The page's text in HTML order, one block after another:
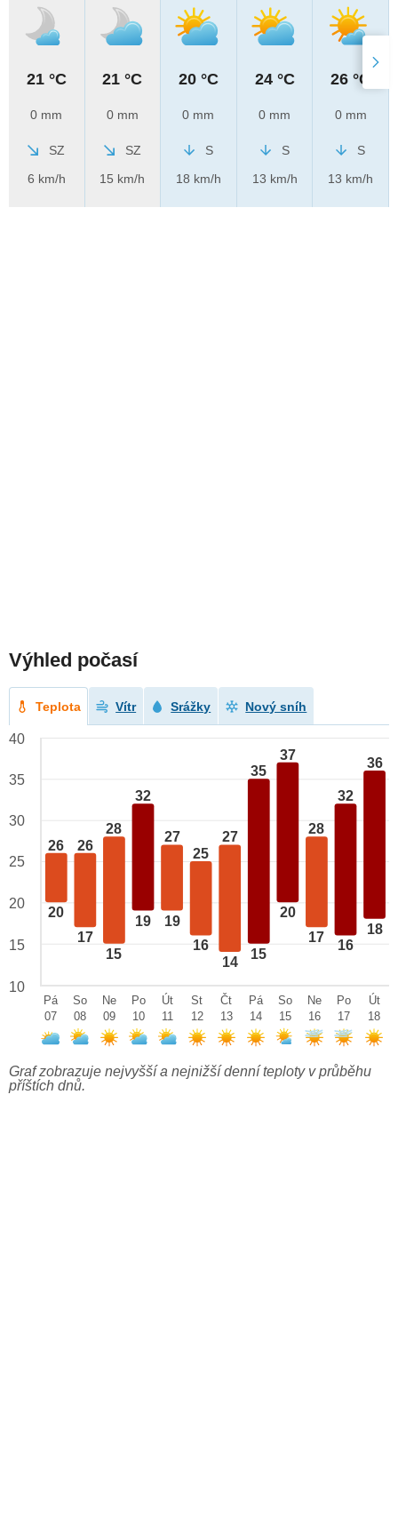
21 °C
0 mm
SZ
6 km/h
21 °C
0 mm
SZ
15 km/h
20 °C
0 mm
S
18 km/h
24 °C
0 mm
S
13 km/h
26 °C
0 mm
S
13 km/h
Výhled počasí
Teplota Vítr Srážky Nový sníh
26
20
26
17
28
15
32
19
27
19
25
16
27
14
35
15
37
20
28
17
32
16
36
18
40
35
30
25
20
15
10
Pá
07
So
08
Ne
09
Po
10
Út
11
St
12
Čt
13
Pá
14
So
15
Ne
16
Po
17
Út
18
Graf zobrazuje nejvyšší a nejnižší denní teploty v průběhu
příštích dnů.